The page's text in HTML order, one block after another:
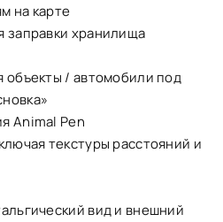
на карте
заправки хранилища
объекты / автомобили под
Animal Pen
текстуры расстояний и
вид и внешний